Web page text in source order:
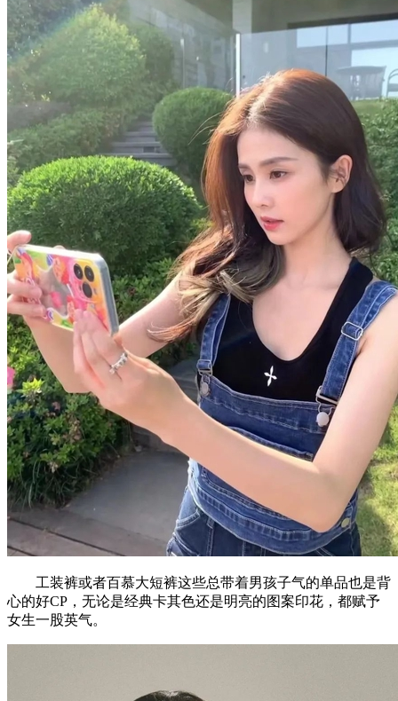
工装裤或者百慕大短裤这些总带着男孩子气的单品也是背
心的好CP，无论是经典卡其色还是明亮的图案印花，都赋予
女生一股英气。